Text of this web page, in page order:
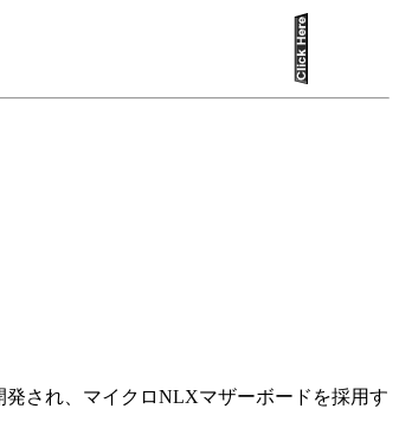
発され、マイクロNLXマザーボードを採用す